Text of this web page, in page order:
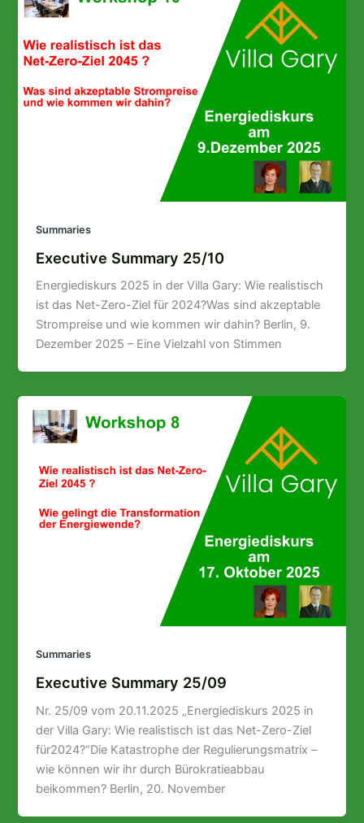
Summaries
Executive Summary 25/10
Energiediskurs 2025 in der Villa Gary: Wie realistisch
ist das Net-Zero-Ziel für 2024?Was sind akzeptable
Strompreise und wie kommen wir dahin? Berlin, 9.
Dezember 2025 – Eine Vielzahl von Stimmen
Summaries
Executive Summary 25/09
Nr. 25/09 vom 20.11.2025 „Energiediskurs 2025 in
der Villa Gary: Wie realistisch ist das Net-Zero-Ziel
für2024?“Die Katastrophe der Regulierungsmatrix –
wie können wir ihr durch Bürokratieabbau
beikommen? Berlin, 20. November